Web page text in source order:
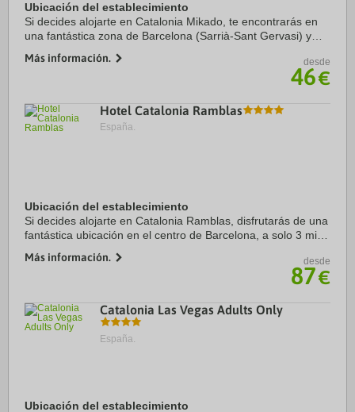
Ubicación del establecimiento
Si decides alojarte en Catalonia Mikado, te encontrarás en
una fantástica zona de Barcelona (Sarrià-Sant Gervasi) y
Plaza de Catalunya. Además, este ...
Más información. desde
46€
Hotel Catalonia Ramblas
España.
Ubicación del establecimiento
Si decides alojarte en Catalonia Ramblas, disfrutarás de una
fantástica ubicación en el centro de Barcelona, a solo 3 min
Además, este hotel de lujo se ...
Más información. desde
87€
Catalonia Las Vegas Adults Only
España.
Ubicación del establecimiento